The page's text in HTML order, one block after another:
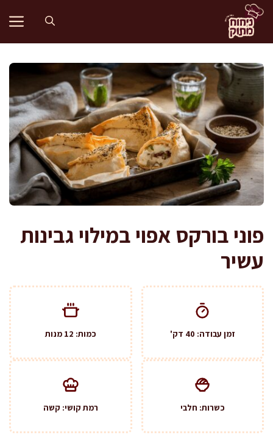
לדלג
לתוכן
פוני בורקס אפוי במילוי גבינות
עשיר
זמן עבודה: 40 דק' כמות: 12 מנות
כשרות: חלבי רמת קושי: קשה